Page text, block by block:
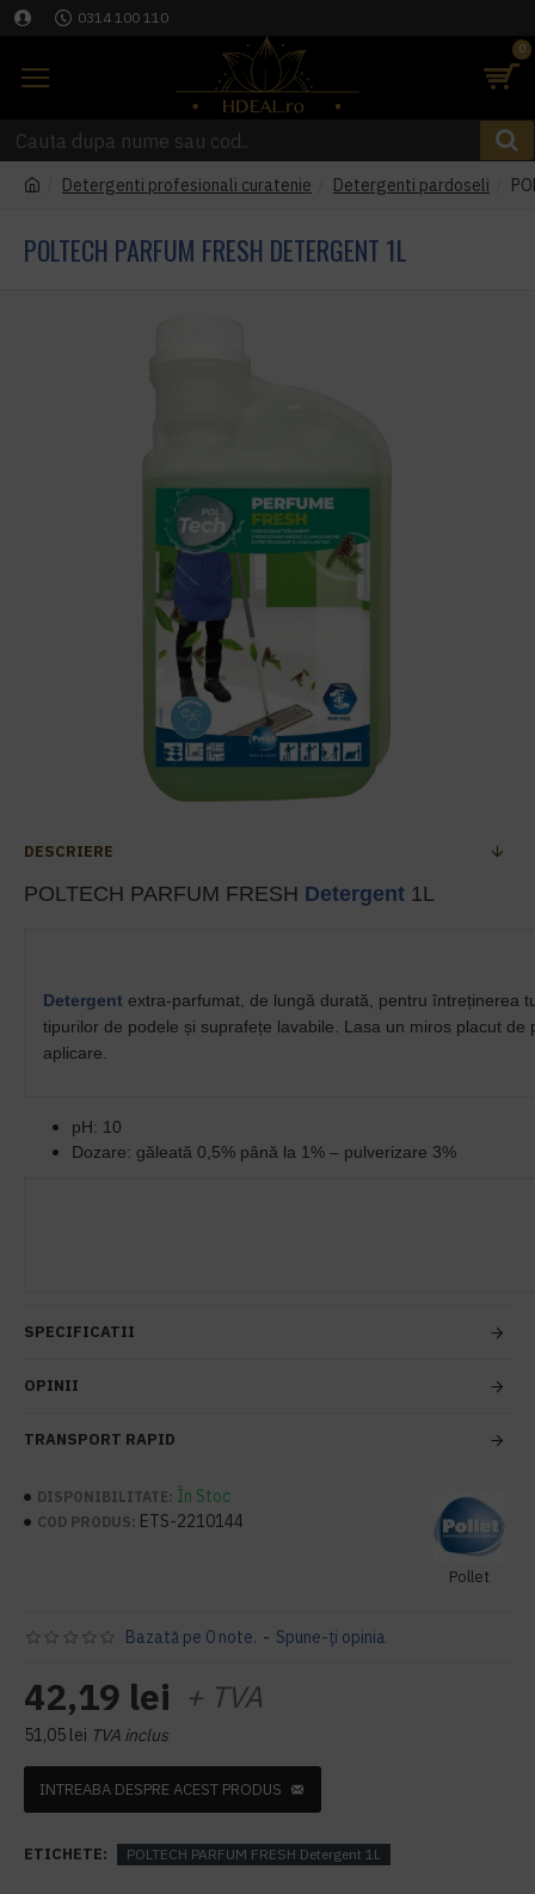
0314 100 110
0
Detergenti profesionali curatenie Detergenti pardoseli
POLTECH PARFUM FRESH DETERGENT 1L
DESCRIERE
POLTECH PARFUM FRESH Detergent 1L
Detergent extra-parfumat, de lungă durată, pentru întreținerea
tipurilor de podele și suprafețe lavabile. Lasa un miros placut de
aplicare.
pH: 10
Dozare: găleată 0,5% până la 1% – pulverizare 3%
SPECIFICATII
OPINII
TRANSPORT RAPID
DISPONIBILITATE: În Stoc
COD PRODUS: ETS-2210144
Pollet
Bazată pe 0 note. - Spune-ţi opinia
42,19 lei + TVA
51,05 lei TVA inclus
INTREABA DESPRE ACEST PRODUS
ETICHETE: POLTECH PARFUM FRESH Detergent 1L